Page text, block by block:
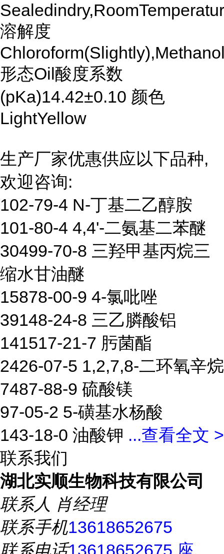
溶解度
形态Oil酸度系数
(pKa)14.42±0.10 颜色
LightYellow
生产厂家优惠供应以下品种,
欢迎咨询:
102-79-4 N-丁基二乙醇胺
101-80-4 4,4'-二氨基二苯醚
30499-70-8 三羟甲基丙烷三
缩水甘油醚
15878-00-9 4-氯吡唑
39148-24-8 三乙膦酸铝
141517-21-7 肟菌酯
2426-07-5 1,2,7,8-二环氧辛烷
7487-88-9 硫酸镁
97-05-2 5-磺基水杨酸
143-18-0 油酸钾 ...查看全文 >
联系我们
湖北实顺生物科技有限公司
联系人 肖经理
联系手机13618652675
联系电话13618652675 座